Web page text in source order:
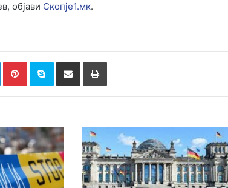
објави Скопје1.мк.
LinkedInPinterestSkype Сподели преку Е-маил Испринтај